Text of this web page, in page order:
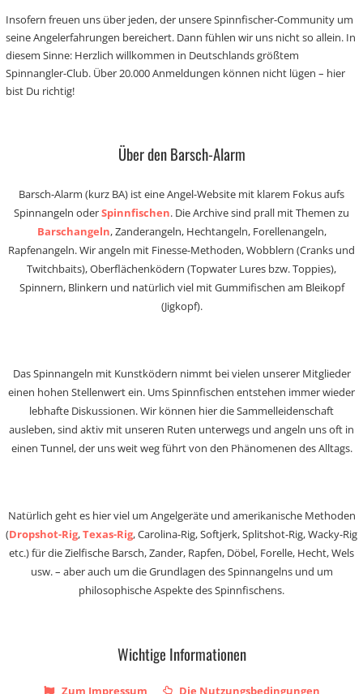
Insofern freuen uns über jeden, der unsere Spinnfischer-Community um
seine Angelerfahrungen bereichert. Dann fühlen wir uns nicht so allein. In
diesem Sinne: Herzlich willkommen in Deutschlands größtem
Spinnangler-Club. Über 20.000 Anmeldungen können nicht lügen – hier
bist Du richtig!
Über den Barsch-Alarm
Barsch-Alarm (kurz BA) ist eine Angel-Website mit klarem Fokus aufs
Spinnangeln oderSpinnfischen. Die Archive sind prall mit Themen zu
Barschangeln, Zanderangeln, Hechtangeln, Forellenangeln,
Rapfenangeln. Wir angeln mit Finesse-Methoden, Wobblern (Cranks und
Twitchbaits), Oberflächenködern (Topwater Lures bzw. Toppies),
Spinnern, Blinkern und natürlich viel mit Gummifischen am Bleikopf
(Jigkopf).
Das Spinnangeln mit Kunstködern nimmt bei vielen unserer Mitglieder
einen hohen Stellenwert ein. Ums Spinnfischen entstehen immer wieder
lebhafte Diskussionen. Wir können hier die Sammelleidenschaft
ausleben, sind aktiv mit unseren Ruten unterwegs und angeln uns oft in
einen Tunnel, der uns weit weg führt von den Phänomenen des Alltags.
Natürlich geht es hier viel um Angelgeräte und amerikanische Methoden
(Dropshot-Rig,Texas-Rig, Carolina-Rig, Softjerk, Splitshot-Rig, Wacky-Rig
etc.) für die Zielfische Barsch, Zander, Rapfen, Döbel, Forelle, Hecht, Wels
usw. – aber auch um die Grundlagen des Spinnangelns und um
philosophische Aspekte des Spinnfischens.
Wichtige Informationen